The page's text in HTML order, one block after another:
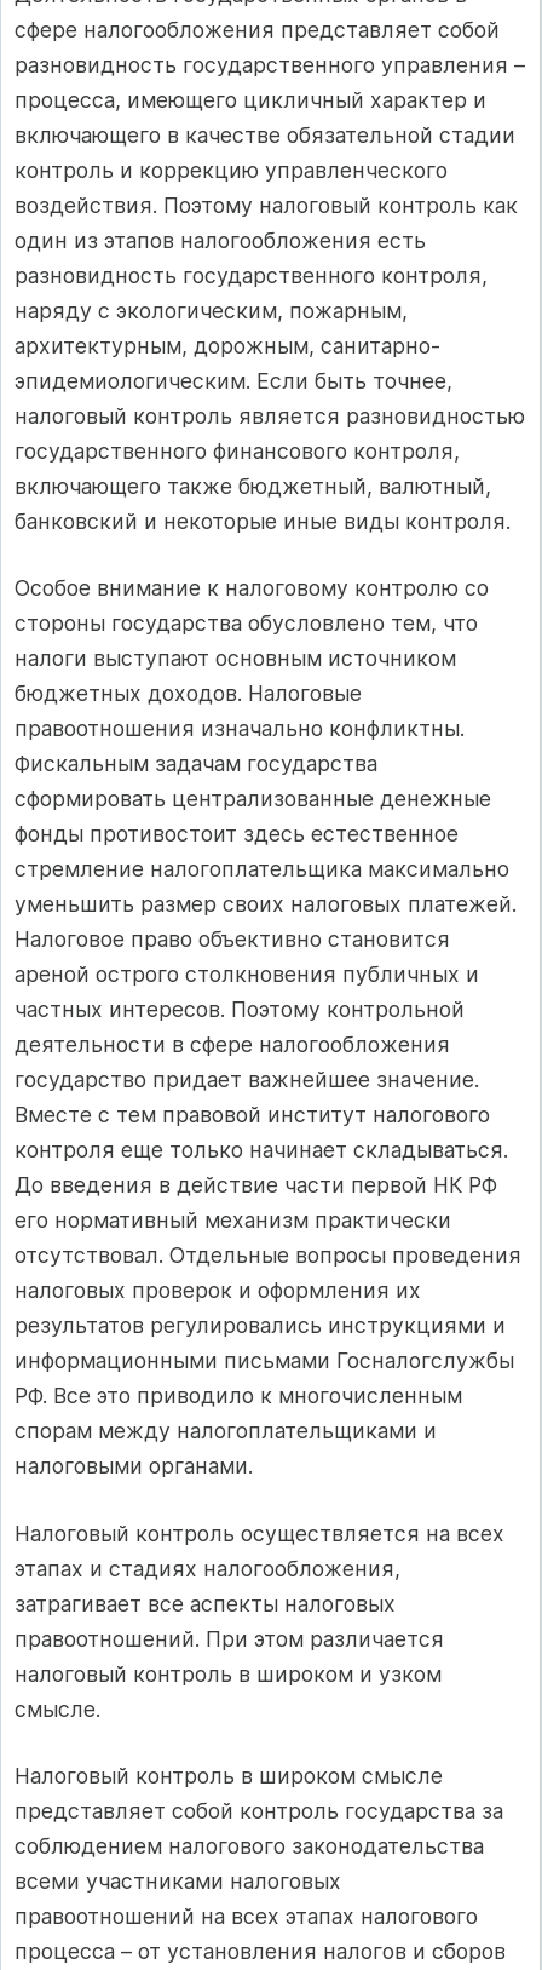
сфере налогообложения представляет собой
разновидность государственного управления –
процесса, имеющего цикличный характер и
включающего в качестве обязательной стадии
контроль и коррекцию управленческого
воздействия. Поэтому налоговый контроль как
один из этапов налогообложения есть
разновидность государственного контроля,
наряду с экологическим, пожарным,
архитектурным, дорожным, санитарно-
эпидемиологическим. Если быть точнее,
налоговый контроль является разновидностью
государственного финансового контроля,
включающего также бюджетный, валютный,
банковский и некоторые иные виды контроля.
Особое внимание к налоговому контролю со
стороны государства обусловлено тем, что
налоги выступают основным источником
бюджетных доходов. Налоговые
правоотношения изначально конфликтны.
Фискальным задачам государства
сформировать централизованные денежные
фонды противостоит здесь естественное
стремление налогоплательщика максимально
уменьшить размер своих налоговых платежей.
Налоговое право объективно становится
ареной острого столкновения публичных и
частных интересов. Поэтому контрольной
деятельности в сфере налогообложения
государство придает важнейшее значение.
Вместе с тем правовой институт налогового
контроля еще только начинает складываться.
До введения в действие части первой НК РФ
его нормативный механизм практически
отсутствовал. Отдельные вопросы проведения
налоговых проверок и оформления их
результатов регулировались инструкциями и
информационными письмами Госналогслужбы
РФ. Все это приводило к многочисленным
спорам между налогоплательщиками и
налоговыми органами.
Налоговый контроль осуществляется на всех
этапах и стадиях налогообложения,
затрагивает все аспекты налоговых
правоотношений. При этом различается
налоговый контроль в широком и узком
смысле.
Налоговый контроль в широком смысле
представляет собой контроль государства за
соблюдением налогового законодательства
всеми участниками налоговых
правоотношений на всех этапах налогового
процесса – от установления налогов и сборов